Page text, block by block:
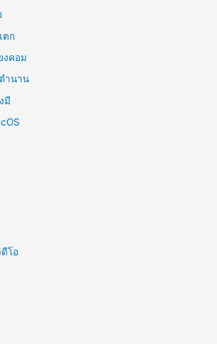
ตก
งคอม
ำนาน
มี
โอ